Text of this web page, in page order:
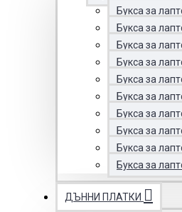
Букса за
Букса за
Букса за
Букса за
Букса за
Букса за
Букса за
Букса за
Букса за
Букса за
ДЪННИ ПЛАТКИ